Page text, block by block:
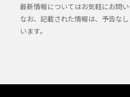
最新情報についてはお気軽にお問い
なお、記載された情報は、予告な
います。